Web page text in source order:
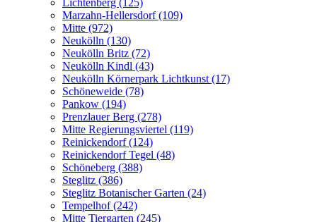
Lichtenberg (125)
Marzahn-Hellersdorf (109)
Mitte (972)
Neukölln (130)
Neukölln Britz (72)
Neukölln Kindl (43)
Neukölln Körnerpark Lichtkunst (17)
Schöneweide (78)
Pankow (194)
Prenzlauer Berg (278)
Mitte Regierungsviertel (119)
Reinickendorf (124)
Reinickendorf Tegel (48)
Schöneberg (388)
Steglitz (386)
Steglitz Botanischer Garten (24)
Tempelhof (242)
Mitte Tiergarten (245)